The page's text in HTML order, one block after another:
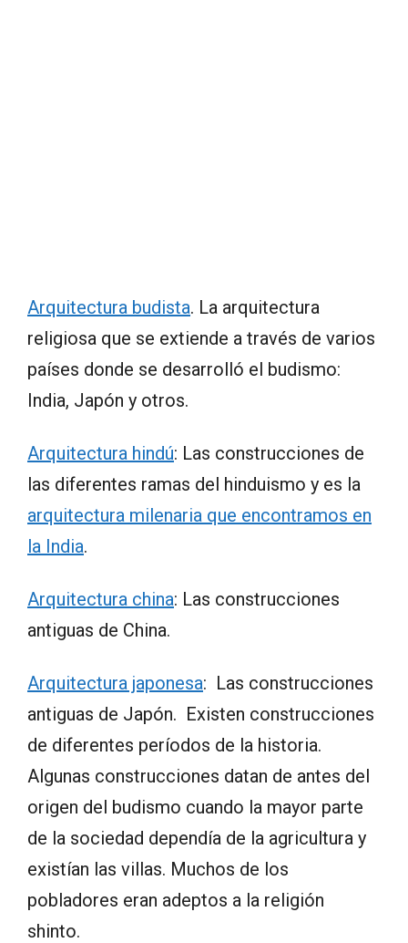
Arquitectura budista. La arquitectura
religiosa que se extiende a través de varios
países donde se desarrolló el budismo:
India, Japón y otros.
Arquitectura hindú: Las construcciones de
las diferentes ramas del hinduismo y es la
arquitectura milenaria que encontramos en
la India.
Arquitectura china: Las construcciones
antiguas de China.
Arquitectura japonesa: Las construcciones
antiguas de Japón. Existen construcciones
de diferentes períodos de la historia.
Algunas construcciones datan de antes del
origen del budismo cuando la mayor parte
de la sociedad dependía de la agricultura y
existían las villas. Muchos de los
pobladores eran adeptos a la religión
shinto.